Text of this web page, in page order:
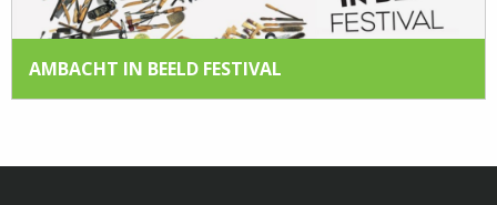
AMBACHT IN BEELD FESTIVAL